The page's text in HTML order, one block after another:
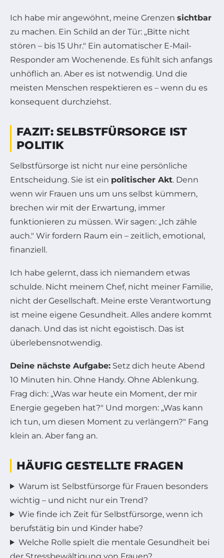
Ich habe mir angewöhnt, meine Grenzen sichtbar
zu machen. Ein Schild an der Tür: „Bitte nicht
stören – bis 15 Uhr." Ein automatischer E-Mail-
Responder am Wochenende. Es fühlt sich anfangs
unhöflich an. Aber es ist notwendig. Und die
meisten Menschen respektieren es – wenn du es
konsequent durchziehst.
FAZIT: SELBSTFÜRSORGE IST
POLITIK
Selbstfürsorge ist nicht nur eine persönliche
Entscheidung. Sie ist ein politischer Akt. Denn
wenn wir Frauen uns um uns selbst kümmern,
brechen wir mit der Erwartung, immer
funktionieren zu müssen. Wir sagen: „Ich zähle
auch." Wir fordern Raum ein – zeitlich, emotional,
finanziell.
Ich habe gelernt, dass ich niemandem etwas
schulde. Nicht meinem Chef, nicht meiner Familie,
nicht der Gesellschaft. Meine erste Verantwortung
ist meine eigene Gesundheit. Alles andere kommt
danach. Und das ist nicht egoistisch. Das ist
überlebensnotwendig.
Deine nächste Aufgabe: Setz dich heute Abend
10 Minuten hin. Ohne Handy. Ohne Ablenkung.
Frag dich: „Was war heute ein Moment, der mir
Energie gegeben hat?" Und morgen: „Was kann
ich tun, um diesen Moment zu verlängern?" Fang
klein an. Aber fang an.
HÄUFIG GESTELLTE FRAGEN
Warum ist Selbstfürsorge für Frauen besonders
wichtig – und nicht nur ein Trend?
Wie finde ich Zeit für Selbstfürsorge, wenn ich
berufstätig bin und Kinder habe?
Welche Rolle spielt die mentale Gesundheit bei